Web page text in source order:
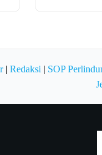
| Redaksi | SOP